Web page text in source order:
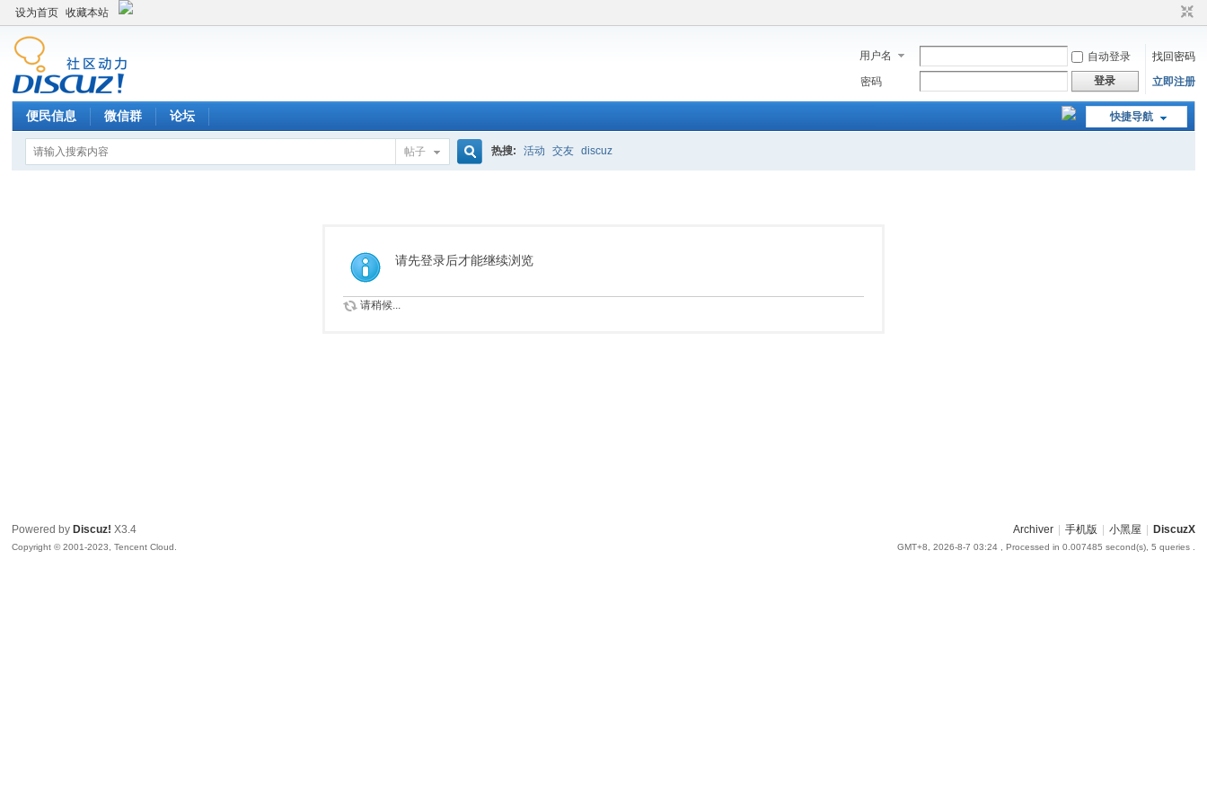
设为首页 收藏本站
用户名 自动登录
找回密码
密码
登录 立即注册
快捷导航
便民信息 微信群 论坛
帖子
索
热搜: 活动 交友 discuz
请先登录后才能继续浏览
请稍候...
Archiver 手机版 小黑屋 DiscuzX
GMT+8, 2026-8-7 03:24, Processed in 0.007485 second(s), 5 queries .
Powered by Discuz! X3.4
Copyright © 2001-2023, Tencent Cloud.